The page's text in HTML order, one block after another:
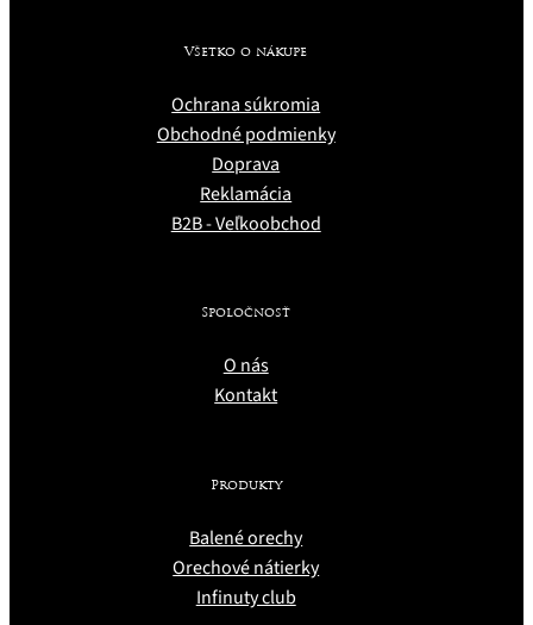
Všetko o nákupe
Ochrana súkromia
Obchodné podmienky
Doprava
Reklamácia
B2B - Veľkoobchod
Spoločnosť
O nás
Kontakt
Produkty
Balené orechy
Orechové nátierky
Infinuty club